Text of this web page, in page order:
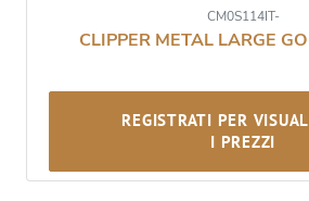
CM0S114IT-
CLIPPER METAL LARGE
REGISTRATI PER
I PREZZI